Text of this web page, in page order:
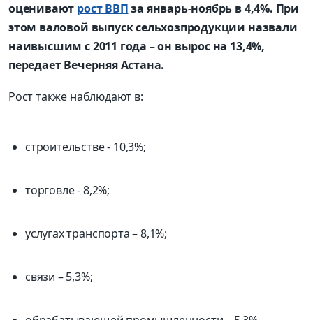
оценивают рост ВВПза январь-ноябрь в 4,4%. При
этом валовой выпуск сельхозпродукции назвали
наивысшим с 2011 года – он вырос на 13,4%,
передает Вечерняя Астана.
Рост также наблюдают в:
строительстве - 10,3%;
торговле - 8,2%;
услугах транспорта – 8,1%;
связи – 5,3%;